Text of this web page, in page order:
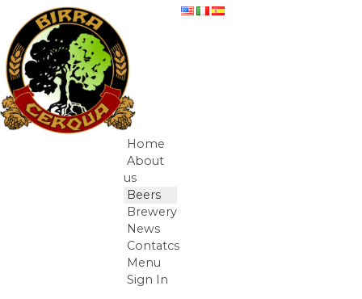
Skip to Content
Navigation
Home
About
us
Beers
Brewery
News
Contatcs
Menu
Sign In